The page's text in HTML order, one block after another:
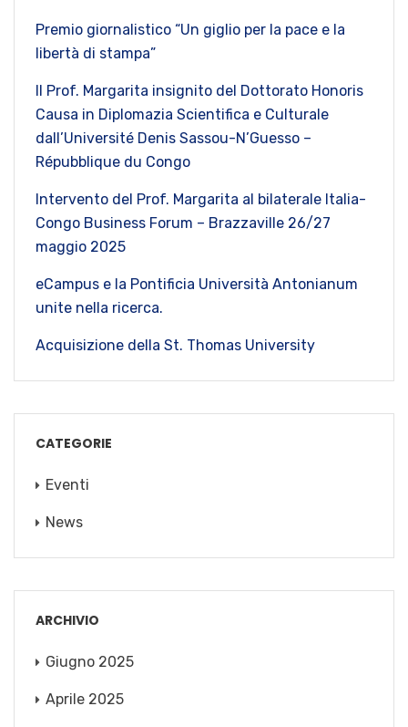
Premio giornalistico “Un giglio per la pace e la
libertà di stampa”
Il Prof. Margarita insignito del Dottorato Honoris
Causa in Diplomazia Scientifica e Culturale
dall’Université Denis Sassou-N’Guesso –
Répubblique du Congo
Intervento del Prof. Margarita al bilaterale Italia-
Congo Business Forum – Brazzaville 26/27
maggio 2025
eCampus e la Pontificia Università Antonianum
unite nella ricerca.
Acquisizione della St. Thomas University
CATEGORIE
Eventi
News
ARCHIVIO
Giugno 2025
Aprile 2025